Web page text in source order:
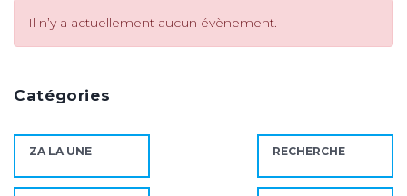
Il n’y a actuellement aucun évènement.
Catégories
ZA LA UNE RECHERCHE